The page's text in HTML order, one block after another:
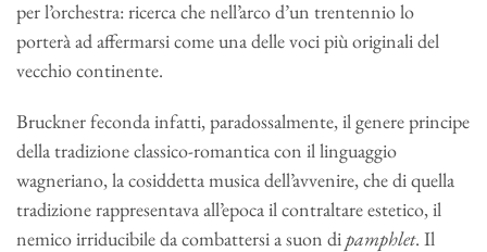
per l’orchestra: ricerca che nell’arco d’un trentennio lo
porterà ad affermarsi come una delle voci più originali del
vecchio continente.
Bruckner feconda infatti, paradossalmente, il genere principe
della tradizione classico-romantica con il linguaggio
wagneriano, la cosiddetta musica dell’avvenire, che di quella
tradizione rappresentava all’epoca il contraltare estetico, il
nemico irriducibile da combattersi a suon dipamphlet. Il